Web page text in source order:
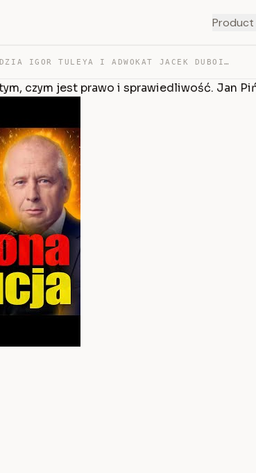
Product
SĘDZIA IGOR TULEYA I ADWOKAT JACEK DUBOIS O TYM, CZYM J… — TRANSCRIPT
czym jest prawo i sprawiedliwość. Jan